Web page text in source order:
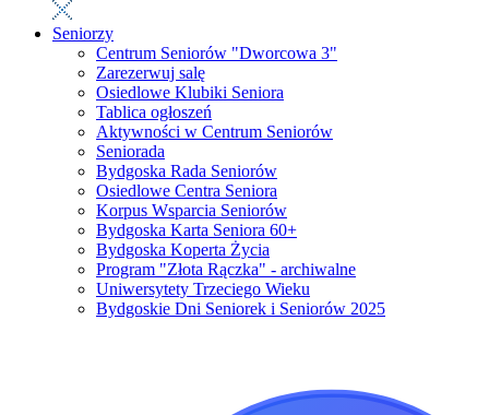
Seniorzy
Centrum Seniorów "Dworcowa 3"
Zarezerwuj salę
Osiedlowe Klubiki Seniora
Tablica ogłoszeń
Aktywności w Centrum Seniorów
Seniorada
Bydgoska Rada Seniorów
Osiedlowe Centra Seniora
Korpus Wsparcia Seniorów
Bydgoska Karta Seniora 60+
Bydgoska Koperta Życia
Program "Złota Rączka" - archiwalne
Uniwersytety Trzeciego Wieku
Bydgoskie Dni Seniorek i Seniorów 2025